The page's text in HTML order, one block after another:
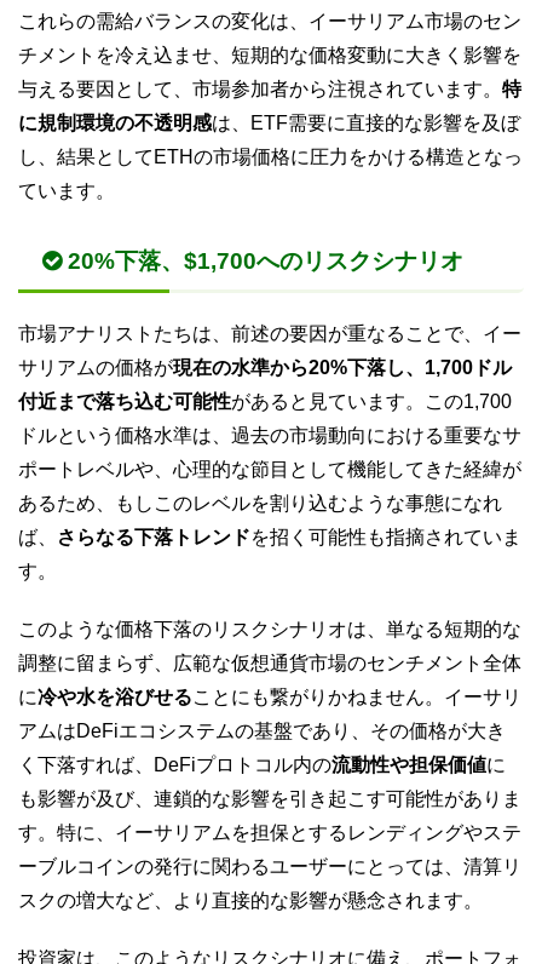
これらの需給バランスの変化は、イーサリアム市場のセン
チメントを冷え込ませ、短期的な価格変動に大きく影響を
与える要因として、市場参加者から注視されています。 特
に規制環境の不透明感は、ETF需要に直接的な影響を及ぼ
し、結果としてETHの市場価格に圧力をかける構造となっ
ています。
20%下落、$1,700へのリスクシナリオ
市場アナリストたちは、前述の要因が重なることで、イー
サリアムの価格が現在の水準から20%下落し、1,700ドル
付近まで落ち込む可能性があると見ています。この1,700
ドルという価格水準は、過去の市場動向における重要なサ
ポートレベルや、心理的な節目として機能してきた経緯が
あるため、もしこのレベルを割り込むような事態になれ
ば、
さらなる下落トレンドを招く可能性も指摘されていま
す。
このような価格下落のリスクシナリオは、単なる短期的な
調整に留まらず、広範な仮想通貨市場のセンチメント全体
に冷や水を浴びせることにも繋がりかねません。イーサリ
アムはDeFiエコシステムの基盤であり、その価格が大き
く下落すれば、DeFiプロトコル内の流動性や担保価値に
も影響が及び、連鎖的な影響を引き起こす可能性がありま
す。特に、イーサリアムを担保とするレンディングやステ
ーブルコインの発行に関わるユーザーにとっては、清算リ
スクの増大など、より直接的な影響が懸念されます。
投資家は、このようなリスクシナリオに備え、ポートフォ